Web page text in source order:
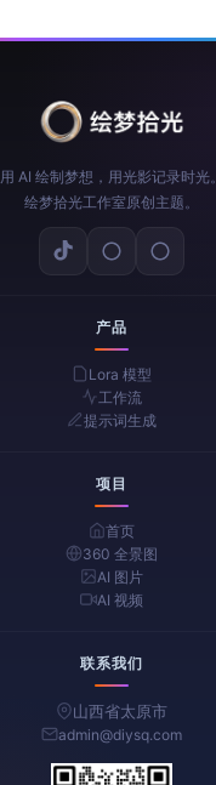
用 AI 绘制梦想，用光影记录时光。
绘梦拾光工作室原创主题。
产品
Lora 模型
工作流
提示词生成
项目
首页
360 全景图
AI 图片
AI 视频
联系我们
山西省太原市
admin@diysq.com